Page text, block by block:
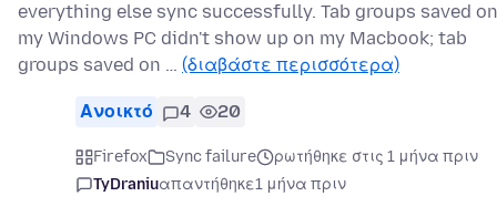
everything else sync successfully. Tab groups saved on
my Windows PC didn't show up on my Macbook; tab
groups saved on … (διαβάστε περισσότερα)
Ανοικτό 4 20
Firefox Sync failure
ρωτήθηκε στις 1 μήνα πριν
TyDraniuαπαντήθηκε1 μήνα πριν